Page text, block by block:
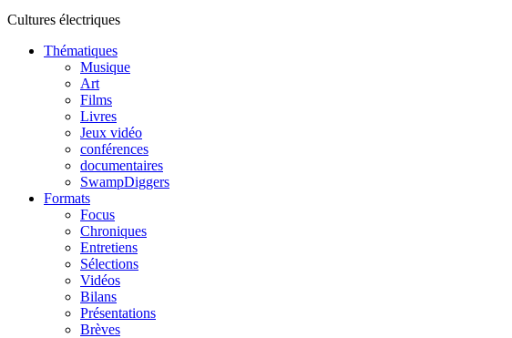
Cultures électriques
Thématiques
Musique
Art
Films
Livres
Jeux vidéo
conférences
documentaires
SwampDiggers
Formats
Focus
Chroniques
Entretiens
Sélections
Vidéos
Bilans
Présentations
Brèves